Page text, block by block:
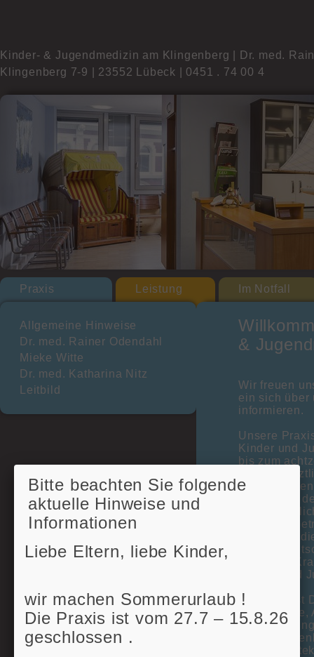
Kinder- & Jugendmedizin am Klingenberg | Dr. med.
Klingenberg 7-9 | 23552 Lübeck | 0451 . 74 00 4
Praxis Leistung Im Notfall
Allgemeine Hinweise
Dr. med. Rainer Odendahl
Mieke Witte
Dr. med. Katharina Nitz
Leitbild
&
Wir freuen
ein sich über
informieren.
Unsere
Kinder und
bis zum
Die
den
dar. Neben
Patienten
unserer
großen
sämtliche
Kinder- und
Daneben ist
Jugendliche,
bei der
Bitte beachten Sie folgende
aktuelle Hinweise und
Informationen
Liebe Eltern, liebe Kinder,
wir machen Sommerurlaub !
Die Praxis ist vom 27.7 – 15.8.26
geschlossen .